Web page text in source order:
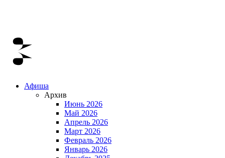
Афиша
Архив
Июнь 2026
Май 2026
Апрель 2026
Март 2026
Февраль 2026
Январь 2026